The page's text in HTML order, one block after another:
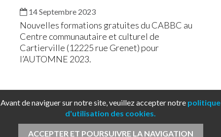
14 Septembre 2023
Nouvelles formations gratuites du CABBC au
Centre communautaire et culturel de
Cartierville (12225 rue Grenet) pour
l’AUTOMNE 2023.
Avant de naviguer sur notre site, veuillez accepter notre politique
d'utilisation des cookies.
ACCEPTER ET POURSUIVRE LA NAVIGATION